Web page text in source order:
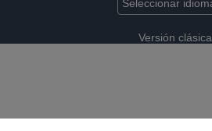
Versión clásica